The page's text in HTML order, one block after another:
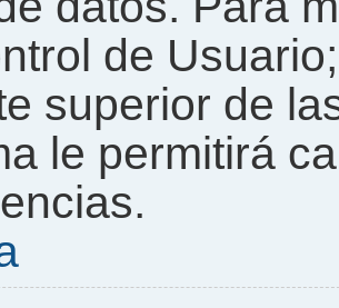
de
superior de
le permitirá